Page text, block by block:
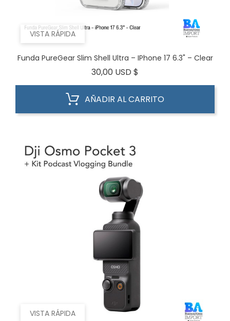
VISTA RÁPIDA
Funda PureGear Slim Shell Ultra – IPhone 17 6.3" – Clear
30,00 USD $
AÑADIR AL CARRITO
VISTA RÁPIDA